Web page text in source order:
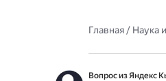
Главная/ Наука
Вопрос из Яндекс